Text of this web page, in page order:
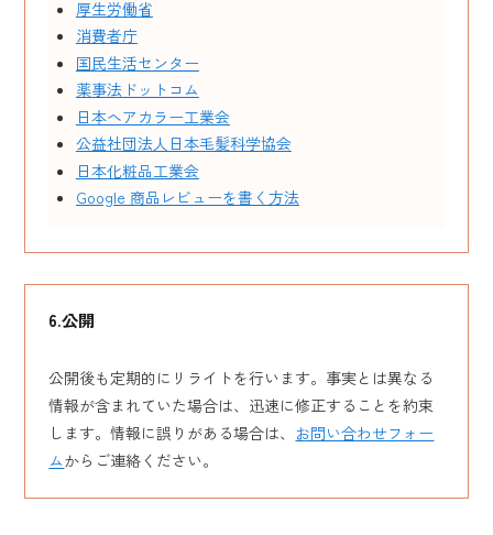
厚生労働省
消費者庁
国民生活センター
薬事法ドットコム
日本ヘアカラー工業会
公益社団法人日本毛髪科学協会
日本化粧品工業会
Google 商品レビューを書く方法
6.公開
公開後も定期的にリライトを行います。事実とは異なる
情報が含まれていた場合は、迅速に修正することを約束
します。情報に誤りがある場合は、 お問い合わせフォー
ムからご連絡ください。